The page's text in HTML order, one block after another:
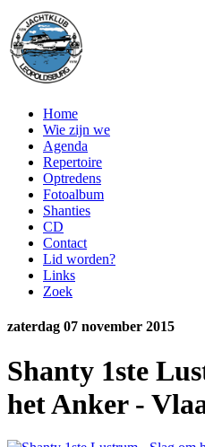
Home
Wie zijn we
Agenda
Repertoire
Optredens
Fotoalbum
Shanties
CD
Contact
Lid worden?
Links
Zoek
zaterdag 07 november 2015
Shanty 1ste
het Anker -